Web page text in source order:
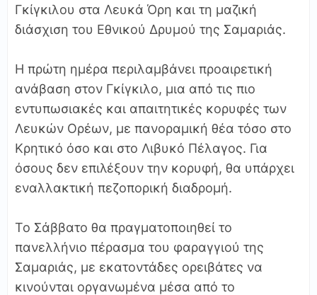
Γκίγκιλου στα Λευκά Όρη και τη μαζική
διάσχιση του Εθνικού Δρυμού της Σαμαριάς.
Η πρώτη ημέρα περιλαμβάνει προαιρετική
ανάβαση στον Γκίγκιλο, μια από τις πιο
εντυπωσιακές και απαιτητικές κορυφές των
Λευκών Ορέων, με πανοραμική θέα τόσο στο
Κρητικό όσο και στο Λιβυκό Πέλαγος. Για
όσους δεν επιλέξουν την κορυφή, θα υπάρχει
εναλλακτική πεζοπορική διαδρομή.
Το Σάββατο θα πραγματοποιηθεί το
πανελλήνιο πέρασμα του φαραγγιού της
Σαμαριάς, με εκατοντάδες ορειβάτες να
κινούνται οργανωμένα μέσα από το